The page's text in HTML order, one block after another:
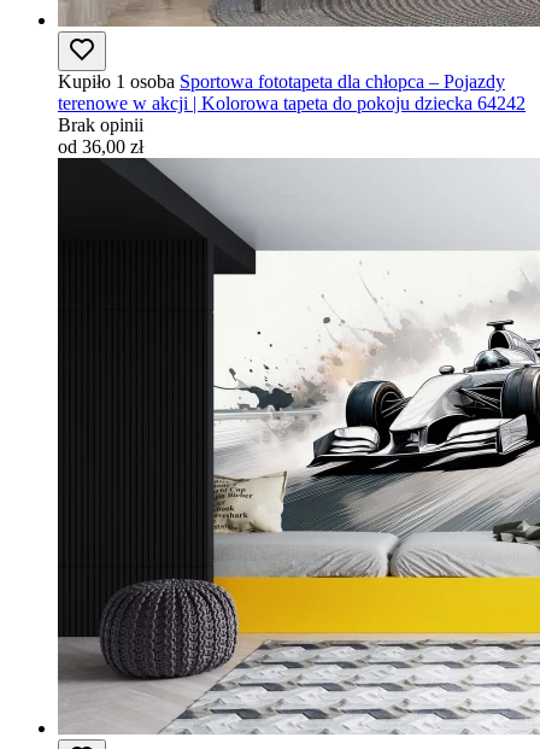
Kupiło 1 osoba Sportowa fototapeta dla chłopca – Pojazdy
terenowe w akcji | Kolorowa tapeta do pokoju dziecka 64242
Brak opinii
od 36,00 zł